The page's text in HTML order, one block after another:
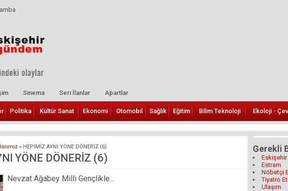
Sinema Seri İlanlar Apartlar
Politika Kültür Sanat Ekonomi Otomobil Sağlık Eğitim Bilim Teknoloji Ekoloji -
» HEPİMİZ AYNI YÖNE DÖNERİZ (6)
YÖNE DÖNERİZ (6)
Nevzat Ağabey Milli Gençlikle...
Gerekli
Estram
Nöbetçi
Tiyatro
Ulaşım